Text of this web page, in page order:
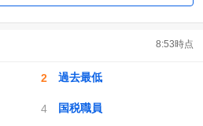
8:53時点
過去最低
国税職員